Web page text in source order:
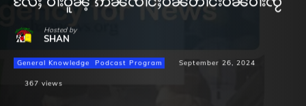
Hosted by
SHAN
General Knowledge Podcast Program September 26, 2024
367 views